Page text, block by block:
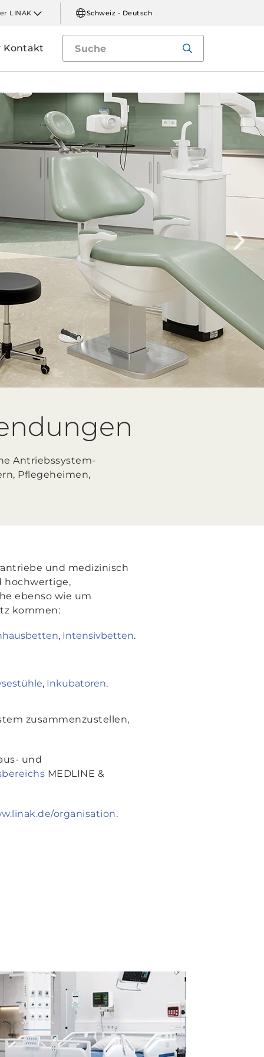
LINAK Schweiz - Deutsch
Kontakt
Antriebssystem-
Pflegeheimen,
und medizinisch
hochwertige,
ebenso wie um
kommen:
, Intensivbetten.
, Inkubatoren.
zusammenzustellen,
und
MEDLINE &
organisation.